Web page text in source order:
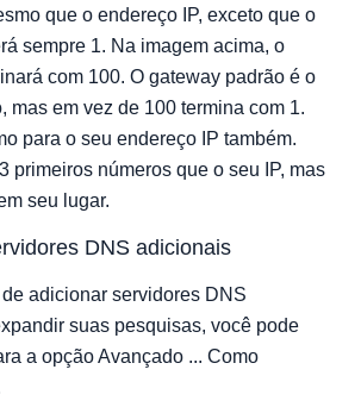
que o endereço IP, exceto que o
sempre 1. Na imagem acima, o
com 100. O gateway padrão é o
mas em vez de 100 termina com 1.
para o seu endereço IP também.
primeiros números que o seu IP, mas
seu lugar.
DNS adicionais
adicionar servidores DNS
suas pesquisas, você pode
a opção Avançado ... Como